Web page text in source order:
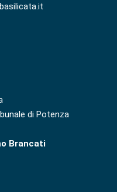
di Potenza
Brancati